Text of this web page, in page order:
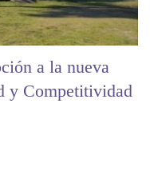
a la nueva
y Competitividad